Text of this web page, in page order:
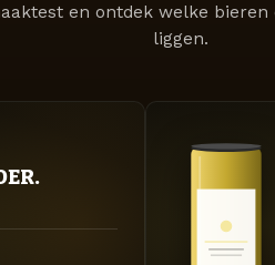
en ontdek welke
liggen.